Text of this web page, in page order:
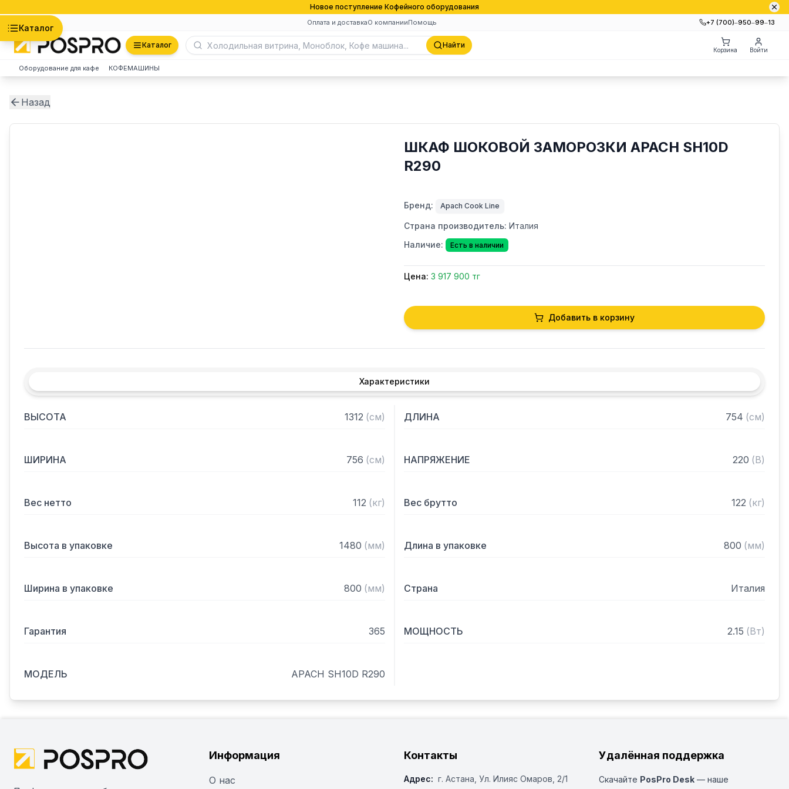
Новое поступление Кофейного оборудования
Оплата и доставкаО компанииПомощь +7 (700)‒950‒99‒13
Каталог
Каталог Найти
Корзина Войти
Оборудование для кафе КОФЕМАШИНЫ
Назад
ШКАФ ШОКОВОЙ ЗАМОРОЗКИ APACH SH10D
R290
Бренд: Apach Cook Line
Страна производитель: Италия
Наличие:
Есть в наличии
Цена: 3 917 900 тг
Добавить в корзину
Характеристики
ВЫСОТА 1312 (см) ДЛИНА 754 (см)
ШИРИНА 756 (см) НАПРЯЖЕНИЕ 220 (В)
Вес нетто 112 (кг) Вес брутто 122 (кг)
Высота в упаковке 1480 (мм) Длина в упаковке 800 (мм)
Ширина в упаковке 800 (мм) Страна Италия
Гарантия 365 МОЩНОСТЬ 2.15 (Вт)
МОДЕЛЬ APACH SH10D R290
Информация
О нас
Контакты
Адрес: г. Астана, ​Ул. Илияс Омаров, 2/1
Удалённая поддержка
Скачайте PosPro Desk — наше